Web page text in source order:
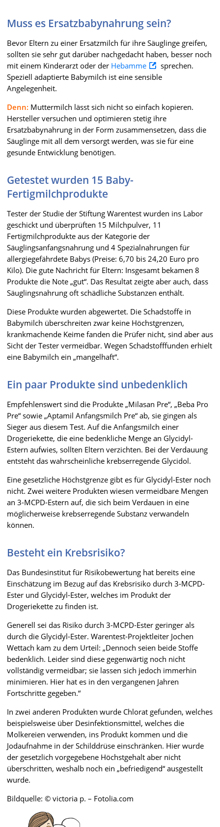
Muss es Ersatzbabynahrung sein?
Bevor Eltern zu einer Ersatzmilch für ihre Säuglinge greifen,
sollten sie sehr gut darüber nachgedacht haben, besser noch
mit einem Kinderarzt oder der Hebamme
sprechen.
Speziell adaptierte Babymilch ist eine sensible
Angelegenheit.
Denn: Muttermilch lässt sich nicht so einfach kopieren.
Hersteller versuchen und optimieren stetig ihre
Ersatzbabynahrung in der Form zusammensetzen, dass die
Säuglinge mit all dem versorgt werden, was sie für eine
gesunde Entwicklung benötigen.
Getestet wurden 15 Baby-
Fertigmilchprodukte
Tester der Studie der Stiftung Warentest wurden ins Labor
geschickt und überprüften 15 Milchpulver, 11
Fertigmilchprodukte aus der Kategorie der
Säuglingsanfangsnahrung und 4 Spezialnahrungen für
allergiegefährdete Babys (Preise: 6,70 bis 24,20 Euro pro
Kilo). Die gute Nachricht für Eltern: Insgesamt bekamen 8
Produkte die Note „gut“. Das Resultat zeigte aber auch, dass
Säuglingsnahrung oft schädliche Substanzen enthält.
Diese Produkte wurden abgewertet. Die Schadstoffe in
Babymilch überschreiten zwar keine Höchstgrenzen,
krankmachende Keime fanden die Prüfer nicht, sind aber aus
Sicht der Tester vermeidbar. Wegen Schadstofffunden erhielt
eine Babymilch ein „mangelhaft“.
Ein paar Produkte sind unbedenklich
Empfehlenswert sind die Produkte „Milasan Pre“, „Beba Pro
Pre“ sowie „Aptamil Anfangsmilch Pre“ ab, sie gingen als
Sieger aus diesem Test. Auf die Anfangsmilch einer
Drogeriekette, die eine bedenkliche Menge an Glycidyl-
Estern aufwies, sollten Eltern verzichten. Bei der Verdauung
entsteht das wahrscheinliche krebserregende Glycidol.
Eine gesetzliche Höchstgrenze gibt es für Glycidyl-Ester noch
nicht. Zwei weitere Produkten wiesen vermeidbare Mengen
an 3-MCPD-Estern auf, die sich beim Verdauen in eine
möglicherweise krebserregende Substanz verwandeln
können.
Besteht ein Krebsrisiko?
Das Bundesinstitut für Risikobewertung hat bereits eine
Einschätzung im Bezug auf das Krebsrisiko durch 3-MCPD-
Ester und Glycidyl-Ester, welches im Produkt der
Drogeriekette zu finden ist.
Generell sei das Risiko durch 3-MCPD-Ester geringer als
durch die Glycidyl-Ester. Warentest-Projektleiter Jochen
Wettach kam zu dem Urteil: „Dennoch seien beide Stoffe
bedenklich. Leider sind diese gegenwärtig noch nicht
vollständig vermeidbar; sie lassen sich jedoch immerhin
minimieren. Hier hat es in den vergangenen Jahren
Fortschritte gegeben.“
In zwei anderen Produkten wurde Chlorat gefunden, welches
beispielsweise über Desinfektionsmittel, welches die
Molkereien verwenden, ins Produkt kommen und die
Jodaufnahme in der Schilddrüse einschränken. Hier wurde
der gesetzlich vorgegebene Höchstgehalt aber nicht
überschritten, weshalb noch ein „befriedigend“ ausgestellt
wurde.
Bildquelle: © victoria p. – Fotolia.com